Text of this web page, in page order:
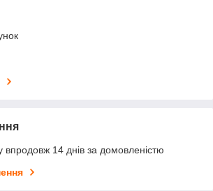
впродовж 14 днів за домовленістю